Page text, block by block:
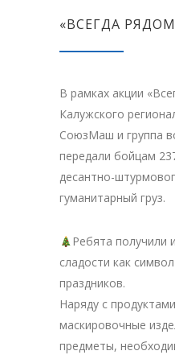
«ВСЕГДА
В рамках акции
Калужского
СоюзМаш и группа
передали бойцам
десантно-
гуманитарный груз.
Ребята получили
сладости как
праздников.
Наряду с
маскировочные
предметы,